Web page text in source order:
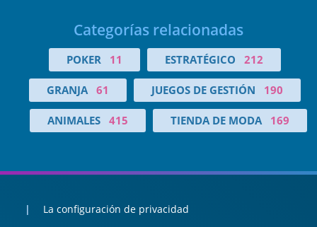
Categorías relacionadas
POKER 11 ESTRATÉGICO 212
GRANJA 61 JUEGOS DE GESTIÓN 190
ANIMALES 415 TIENDA DE MODA 169
La configuración de privacidad